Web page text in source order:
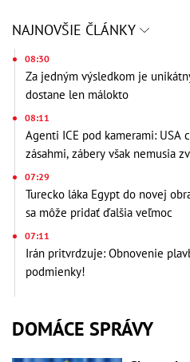
NAJNOVŠIE ČLÁNKY
08:30
Za jedným výsledkom je
dostane len málokto
08:11
Agenti ICE pod kamerami: USA
zásahmi, zábery však nemusia
07:29
Turecko láka Egypt do novej
sa môže pridať ďalšia veľmoc
07:11
Irán pritvrdzuje: Obnovenie
podmienky!
DOMÁCE SPRÁVY